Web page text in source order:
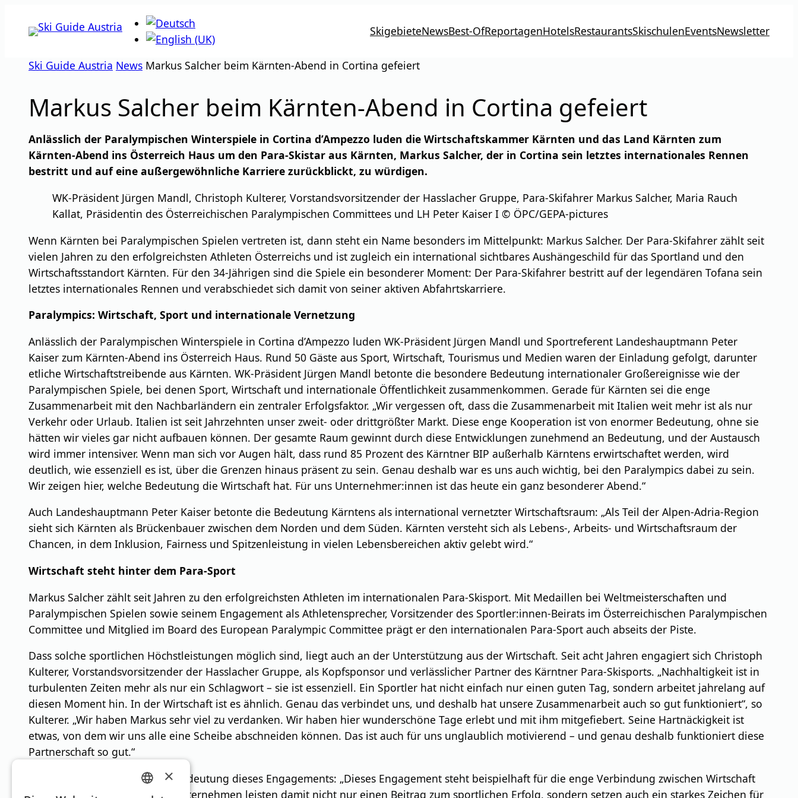
Inhalt
SkigebieteNewsBest-OfReportagenHotelsRestaurantsSkischulenEventsNewsletter
Ski Guide Austria News Markus Salcher beim Kärnten-Abend in Cortina gefeiert
Markus Salcher beim Kärnten-Abend in Cortina gefeiert
Anlässlich der Paralympischen Winterspiele in Cortina d’Ampezzo luden die Wirtschaftskammer Kärnten und das Land Kärnten zum
Kärnten-Abend ins Österreich Haus um den Para-Skistar aus Kärnten, Markus Salcher, der in Cortina sein letztes internationales Rennen
bestritt und auf eine außergewöhnliche Karriere zurückblickt, zu würdigen.
WK-Präsident Jürgen Mandl, Christoph Kulterer, Vorstandsvorsitzender der Hasslacher Gruppe, Para-Skifahrer Markus Salcher, Maria Rauch
Kallat, Präsidentin des Österreichischen Paralympischen Committees und LH Peter Kaiser I © ÖPC/GEPA-pictures
Wenn Kärnten bei Paralympischen Spielen vertreten ist, dann steht ein Name besonders im Mittelpunkt: Markus Salcher. Der Para-Skifahrer zählt seit
vielen Jahren zu den erfolgreichsten Athleten Österreichs und ist zugleich ein international sichtbares Aushängeschild für das Sportland und den
Wirtschaftsstandort Kärnten. Für den 34-Jährigen sind die Spiele ein besonderer Moment: Der Para-Skifahrer bestritt auf der legendären Tofana sein
letztes internationales Rennen und verabschiedet sich damit von seiner aktiven Abfahrtskarriere.
Paralympics: Wirtschaft, Sport und internationale Vernetzung
Anlässlich der Paralympischen Winterspiele in Cortina d’Ampezzo luden WK-Präsident Jürgen Mandl und Sportreferent Landeshauptmann Peter
Kaiser zum Kärnten-Abend ins Österreich Haus. Rund 50 Gäste aus Sport, Wirtschaft, Tourismus und Medien waren der Einladung gefolgt, darunter
etliche Wirtschaftstreibende aus Kärnten. WK-Präsident Jürgen Mandl betonte die besondere Bedeutung internationaler Großereignisse wie der
Paralympischen Spiele, bei denen Sport, Wirtschaft und internationale Öffentlichkeit zusammenkommen. Gerade für Kärnten sei die enge
Zusammenarbeit mit den Nachbarländern ein zentraler Erfolgsfaktor. „Wir vergessen oft, dass die Zusammenarbeit mit Italien weit mehr ist als nur
Verkehr oder Urlaub. Italien ist seit Jahrzehnten unser zweit- oder drittgrößter Markt. Diese enge Kooperation ist von enormer Bedeutung, ohne sie
hätten wir vieles gar nicht aufbauen können. Der gesamte Raum gewinnt durch diese Entwicklungen zunehmend an Bedeutung, und der Austausch
wird immer intensiver. Wenn man sich vor Augen hält, dass rund 85 Prozent des Kärntner BIP außerhalb Kärntens erwirtschaftet werden, wird
deutlich, wie essenziell es ist, über die Grenzen hinaus präsent zu sein. Genau deshalb war es uns auch wichtig, bei den Paralympics dabei zu sein.
Wir zeigen hier, welche Bedeutung die Wirtschaft hat. Für uns Unternehmer:innen ist das heute ein ganz besonderer Abend.“
Auch Landeshauptmann Peter Kaiser betonte die Bedeutung Kärntens als international vernetzter Wirtschaftsraum: „Als Teil der Alpen-Adria-Region
sieht sich Kärnten als Brückenbauer zwischen dem Norden und dem Süden. Kärnten versteht sich als Lebens-, Arbeits- und Wirtschaftsraum der
Chancen, in dem Inklusion, Fairness und Spitzenleistung in vielen Lebensbereichen aktiv gelebt wird.“
Wirtschaft steht hinter dem Para-Sport
Markus Salcher zählt seit Jahren zu den erfolgreichsten Athleten im internationalen Para-Skisport. Mit Medaillen bei Weltmeisterschaften und
Paralympischen Spielen sowie seinem Engagement als Athletensprecher, Vorsitzender des Sportler:innen-Beirats im Österreichischen Paralympischen
Committee und Mitglied im Board des European Paralympic Committee prägt er den internationalen Para-Sport auch abseits der Piste.
Dass solche sportlichen Höchstleistungen möglich sind, liegt auch an der Unterstützung aus der Wirtschaft. Seit acht Jahren engagiert sich Christoph
Kulterer, Vorstandsvorsitzender der Hasslacher Gruppe, als Kopfsponsor und verlässlicher Partner des Kärntner Para-Skisports. „Nachhaltigkeit ist in
turbulenten Zeiten mehr als nur ein Schlagwort – sie ist essenziell. Ein Sportler hat nicht einfach nur einen guten Tag, sondern arbeitet jahrelang auf
diesen Moment hin. In der Wirtschaft ist es ähnlich. Genau das verbindet uns, und deshalb hat unsere Zusammenarbeit auch so gut funktioniert“, so
Kulterer. „Wir haben Markus sehr viel zu verdanken. Wir haben hier wunderschöne Tage erlebt und mit ihm mitgefiebert. Seine Hartnäckigkeit ist
etwas, von dem wir uns alle eine Scheibe abschneiden können. Das ist auch für uns unglaublich motivierend – und genau deshalb funktioniert diese
Partnerschaft so gut.“
Auch Mandl unterstreicht die Bedeutung dieses Engagements: „Dieses Engagement steht beispielhaft für die enge Verbindung zwischen Wirtschaft
und Spitzensport in Kärnten. Unternehmen leisten damit nicht nur einen Beitrag zum sportlichen Erfolg, sondern setzen auch ein starkes Zeichen für
GERMAN
×